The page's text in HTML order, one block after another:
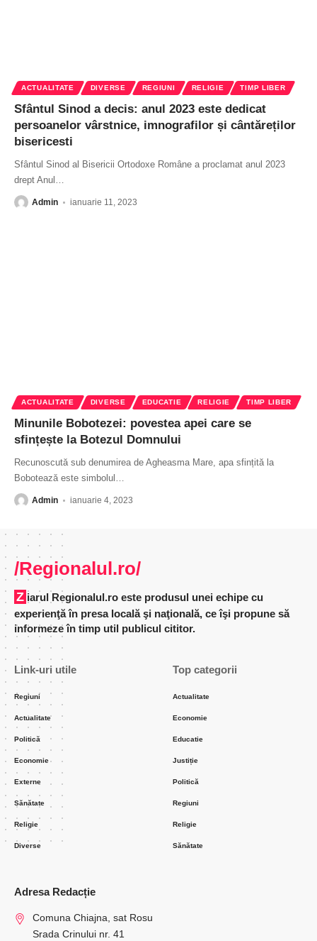
ACTUALITATE DIVERSE REGIUNI RELIGIE TIMP LIBER
Sfântul Sinod a decis: anul 2023 este dedicat
persoanelor vârstnice, imnografilor și cântăreților
bisericesti
Sfântul Sinod al Bisericii Ortodoxe Române a proclamat anul 2023
drept Anul …
Admin ianuarie 11, 2023
ACTUALITATE DIVERSE EDUCATIE RELIGIE TIMP LIBER
Minunile Bobotezei: povestea apei care se
sfințește la Botezul Domnului
Recunoscută sub denumirea de Agheasma Mare, apa sfințită la
Bobotează este simbolul …
Admin ianuarie 4, 2023
/Regionalul.ro/
Ziarul Regionalul.ro este produsul unei echipe cu
experienţă în presa locală şi naţională, ce îşi propune să
informeze în timp util publicul cititor.
Link-uri utile
Regiuni
Actualitate
Politică
Economie
Externe
Sănătate
Religie
Diverse
Top categorii
Actualitate
Economie
Educatie
Justiție
Politică
Regiuni
Religie
Sănătate
Adresa Redacție
Comuna Chiajna, sat Rosu
Srada Crinului nr. 41